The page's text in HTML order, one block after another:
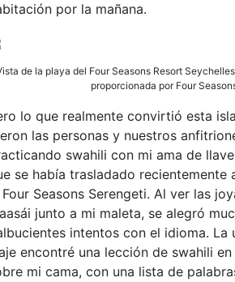
por la mañana.
de la playa del Four Seasons Resort
proporcionada por Four
lo que realmente convirtió esta
las personas y nuestros
swahili con mi ama de
se había trasladado recientemente
Seasons Serengeti. Al ver las
junto a mi maleta, se alegró
intentos con el idioma. La
encontré una lección de swahili
mi cama, con una lista de